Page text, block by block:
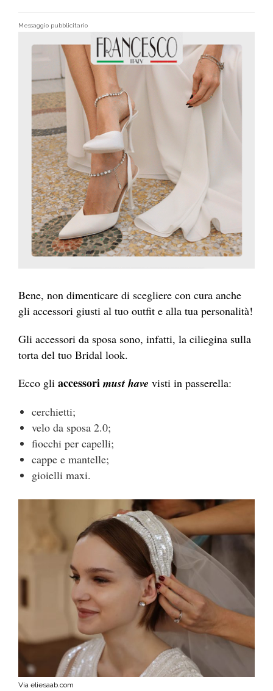
Messaggio pubblicitario
Bene, non dimenticare di scegliere con cura anche
gli accessori giusti al tuo outfit e alla tua personalità!
Gli accessori da sposa sono, infatti, la ciliegina sulla
torta del tuo Bridal look.
Ecco gli accessori must have visti in passerella:
cerchietti;
velo da sposa 2.0;
fiocchi per capelli;
cappe e mantelle;
gioielli maxi.
Via eliesaab.com